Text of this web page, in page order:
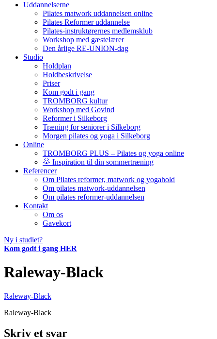
Uddannelserne
Pilates matwork uddannelsen online
Pilates Reformer uddannelse
Pilates-instruktørernes medlemsklub
Workshop med gæstelærer
Den årlige RE-UNION-dag
Studio
Holdplan
Holdbeskrivelse
Priser
Kom godt i gang
TROMBORG kultur
Workshop med Govind
Reformer i Silkeborg
Træning for seniorer i Silkeborg
Morgen pilates og yoga i Silkeborg
Online
TROMBORG PLUS – Pilates og yoga online
🌞 Inspiration til din sommertræning
Referencer
Om Pilates reformer, matwork og yogahold
Om pilates matwork-uddannelsen
Om pilates reformer-uddannelsen
Kontakt
Om os
Gavekort
Ny i studiet?
Kom godt i gang HER
Raleway-Black
Raleway-Black
Raleway-Black
Skriv et svar